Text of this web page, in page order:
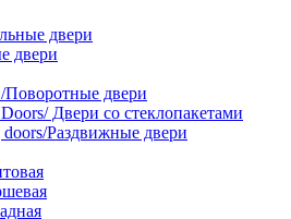
двери
двери
двери
Двери со стеклопакетами
doors/Раздвижные двери